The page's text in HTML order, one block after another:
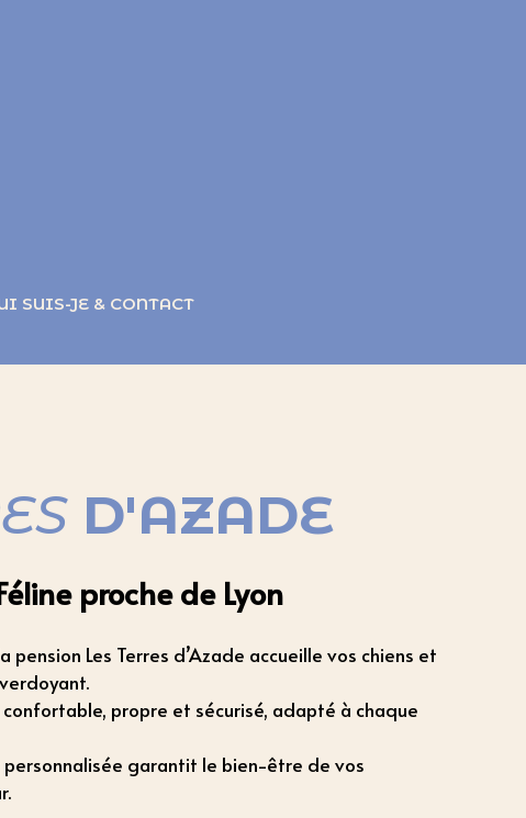
SUIS-JE & CONTACT
D'AZADE
proche de Lyon
pension Les Terres d’Azade accueille vos chiens et
propre et sécurisé, adapté à chaque
garantit le bien-être de vos